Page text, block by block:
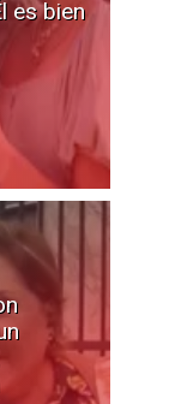
es bien